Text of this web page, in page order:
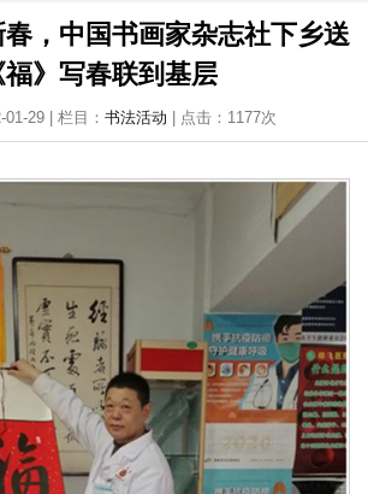
，中国书画家杂志社下乡送
福》写春联到基层
29 | 栏目： 书法活动 | 点击：1177次